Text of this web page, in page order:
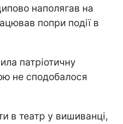
наполягав на
попри події в
патріотичну
не сподобалося
в театр у вишиванці,